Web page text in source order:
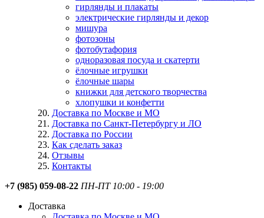
гирлянды и плакаты
электрические гирлянды и декор
мишура
фотозоны
фотобутафория
одноразовая посуда и скатерти
ёлочные игрушки
ёлочные шары
книжки для детского творчества
хлопушки и конфетти
Доставка по Москве и МО
Доставка по Санкт-Петербургу и ЛО
Доставка по России
Как сделать заказ
Отзывы
Контакты
+7 (985) 059-08-22 ПН-ПТ 10:00 - 19:00
Доставка